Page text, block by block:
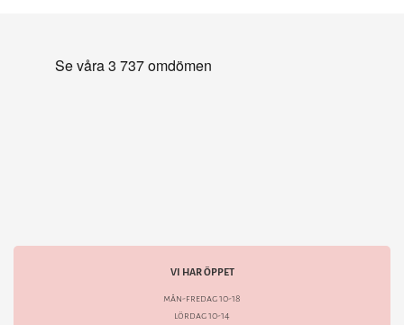
VI HAR ÖPPET
mån-fredag 10-18
lördag 10-14